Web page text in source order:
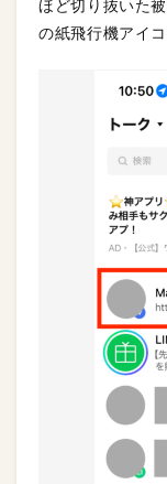
ほど切り抜いた
の紙飛行機アイ